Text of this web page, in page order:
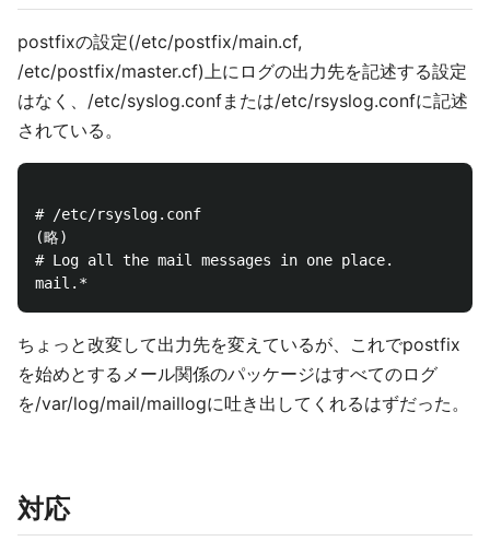
postfixの設定(/etc/postfix/main.cf,
/etc/postfix/master.cf)上にログの出力先を記述する設定
はなく、/etc/syslog.confまたは/etc/rsyslog.confに記述
されている。
# /etc/rsyslog.conf
(略)
# Log all the mail messages in one place.
ちょっと改変して出力先を変えているが、これでpostfix
を始めとするメール関係のパッケージはすべてのログ
を/var/log/mail/maillogに吐き出してくれるはずだった。
対応